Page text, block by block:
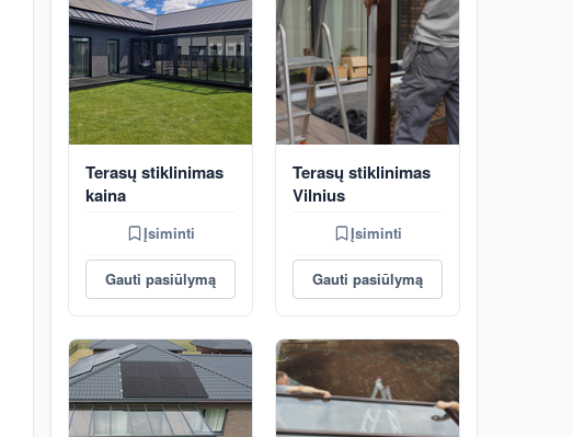
Terasų stiklinimas
kaina
Įsiminti
Gauti pasiūlymą
Terasų stiklinimas
Vilnius
Įsiminti
Gauti pasiūlymą